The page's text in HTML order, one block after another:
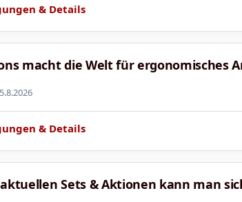
& Details
macht die Welt für ergonomisches
& Details
Sets & Aktionen kann man